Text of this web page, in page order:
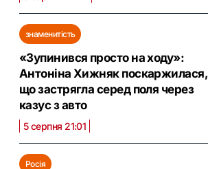
знаменитість
«Зупинився просто на ходу»:
Антоніна Хижняк поскаржилася,
що застрягла серед поля через
казус з авто
5 серпня 21:01
Росія